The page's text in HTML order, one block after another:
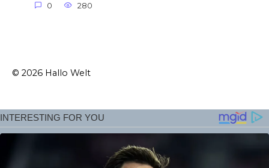
0 280
© 2026 Hallo Welt